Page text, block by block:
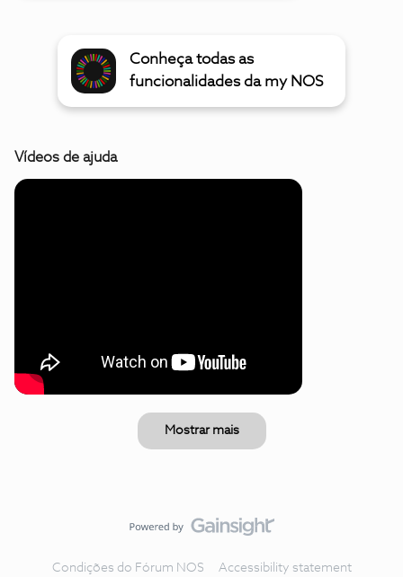
Conheça todas as
funcionalidades da my NOS
Vídeos de ajuda
Mostrar mais
Condições do Fórum NOS Accessibility statement